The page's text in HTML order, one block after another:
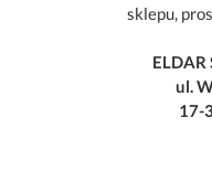
sklepu,
ELDAR
ul.
17-